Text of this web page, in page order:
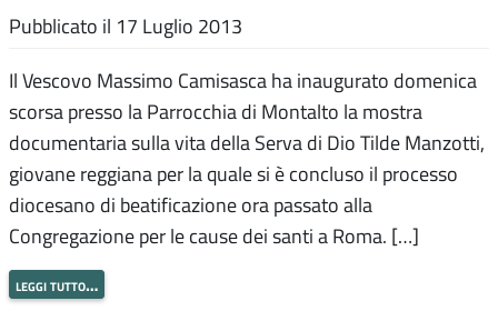
Pubblicato il 17 Luglio 2013
Il Vescovo Massimo Camisasca ha inaugurato domenica
scorsa presso la Parrocchia di Montalto la mostra
documentaria sulla vita della Serva di Dio Tilde Manzotti,
giovane reggiana per la quale si è concluso il processo
diocesano di beatificazione ora passato alla
Congregazione per le cause dei santi a Roma. […]
leggi tutto…